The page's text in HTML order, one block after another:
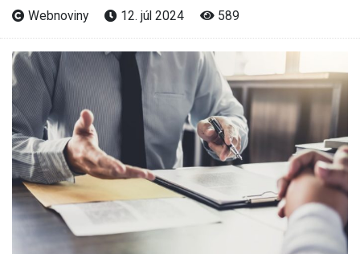
Webnoviny 12. júl 2024 589